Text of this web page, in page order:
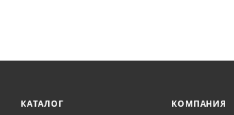
КАТАЛОГ КОМПАНИЯ